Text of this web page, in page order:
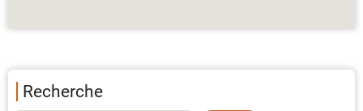
Recherche